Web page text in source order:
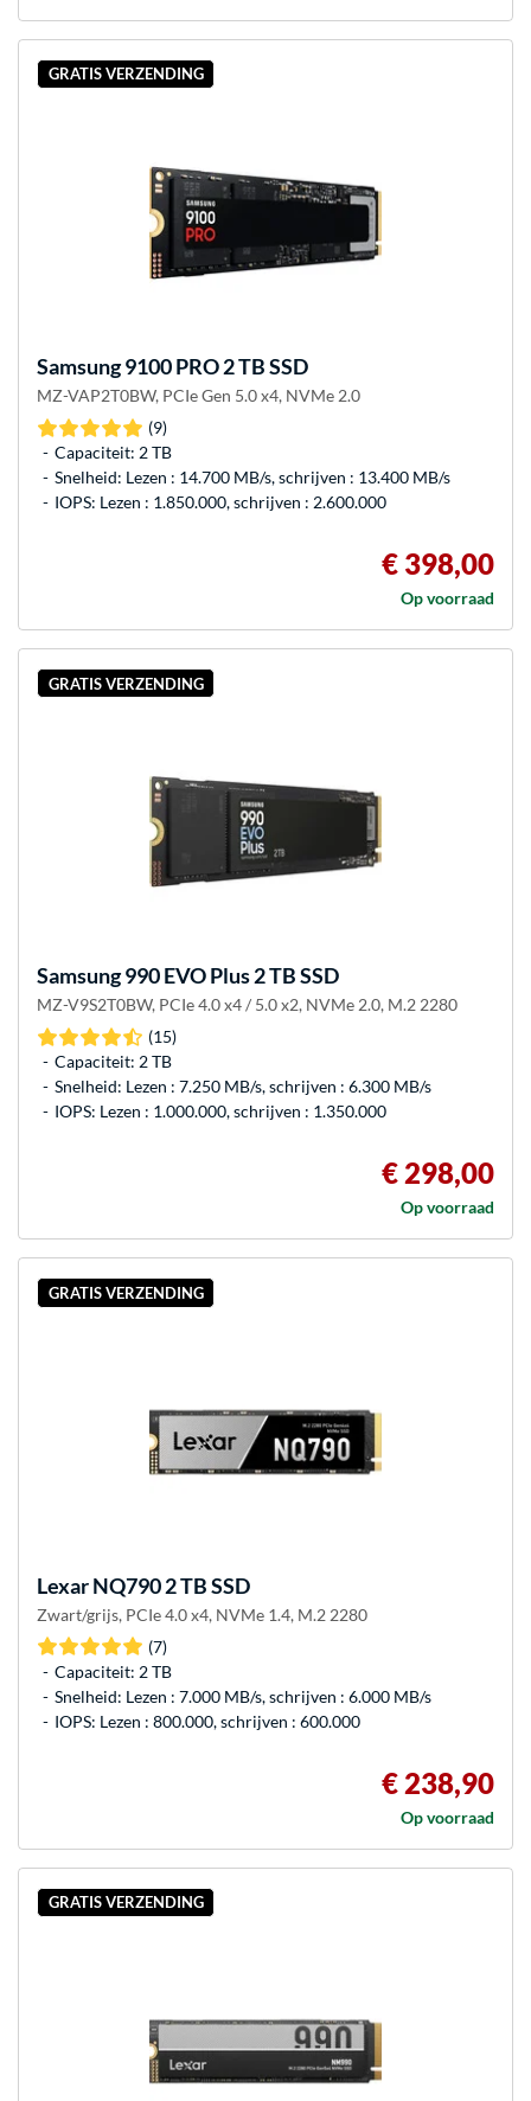
GRATIS VERZENDING
Samsung9100 PRO 2 TB SSD
MZ-VAP2T0BW, PCIe Gen 5.0 x4, NVMe 2.0
(9)
Capaciteit: 2 TB
Snelheid: Lezen : 14.700 MB/s, schrijven : 13.400 MB/s
IOPS: Lezen : 1.850.000, schrijven : 2.600.000
€ 398,00
Op voorraad
GRATIS VERZENDING
Samsung990 EVO Plus 2 TB SSD
MZ-V9S2T0BW, PCIe 4.0 x4 / 5.0 x2, NVMe 2.0, M.2 2280
(15)
Capaciteit: 2 TB
Snelheid: Lezen : 7.250 MB/s, schrijven : 6.300 MB/s
IOPS: Lezen : 1.000.000, schrijven : 1.350.000
€ 298,00
Op voorraad
GRATIS VERZENDING
LexarNQ790 2 TB SSD
Zwart/grijs, PCIe 4.0 x4, NVMe 1.4, M.2 2280
(7)
Capaciteit: 2 TB
Snelheid: Lezen : 7.000 MB/s, schrijven : 6.000 MB/s
IOPS: Lezen : 800.000, schrijven : 600.000
€ 238,90
Op voorraad
GRATIS VERZENDING